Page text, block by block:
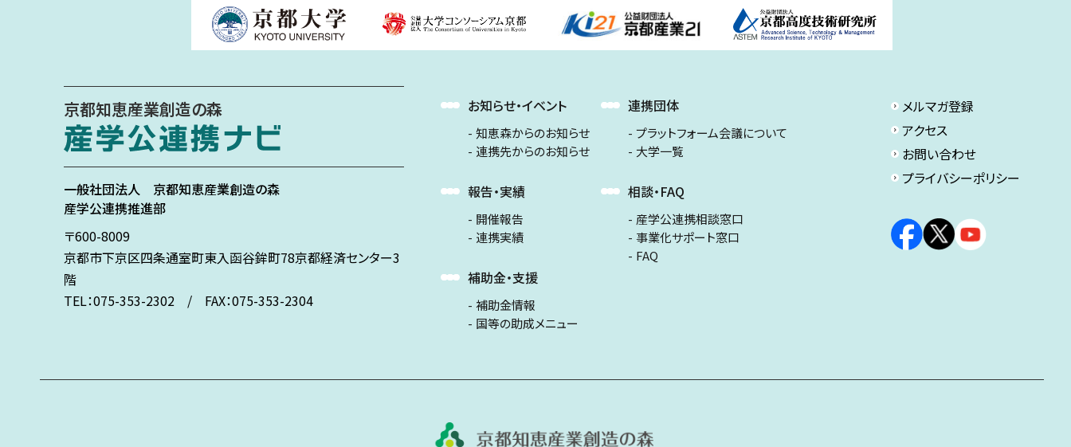
京都知恵産業創造の森
一般社団法人 京都知恵産業創造の森
産学公連携推進部
〒600-8009
京都市下京区四条通室町東入函谷鉾町78京都経済センター3
階
TEL：075-353-2302 / FAX：075-353-2304
お知らせ・イベント
知恵森からのお知らせ
連携先からのお知らせ
報告・実績
開催報告
連携実績
補助金・支援
補助金情報
国等の助成メニュー
連携団体
プラットフォーム会議について
大学一覧
相談・FAQ
産学公連携相談窓口
事業化サポート窓口
FAQ
メルマガ登録
アクセス
お問い合わせ
プライバシーポリシー